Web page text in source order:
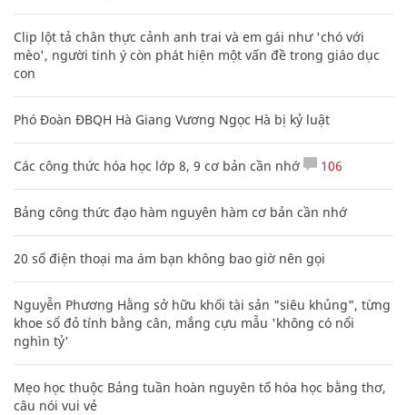
Clip lột tả chân thực cảnh anh trai và em gái như 'chó với
mèo', người tinh ý còn phát hiện một vấn đề trong giáo dục
con
Phó Đoàn ĐBQH Hà Giang Vương Ngọc Hà bị kỷ luật
Các công thức hóa học lớp 8, 9 cơ bản cần nhớ 106
Bảng công thức đạo hàm nguyên hàm cơ bản cần nhớ
20 số điện thoại ma ám bạn không bao giờ nên gọi
Nguyễn Phương Hằng sở hữu khối tài sản "siêu khủng", từng
khoe sổ đỏ tính bằng cân, mắng cựu mẫu 'không có nổi
nghìn tỷ'
Mẹo học thuộc Bảng tuần hoàn nguyên tố hóa học bằng thơ,
câu nói vui vẻ